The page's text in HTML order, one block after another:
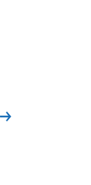
Leggi la news